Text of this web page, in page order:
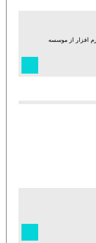
افزار از موسسه